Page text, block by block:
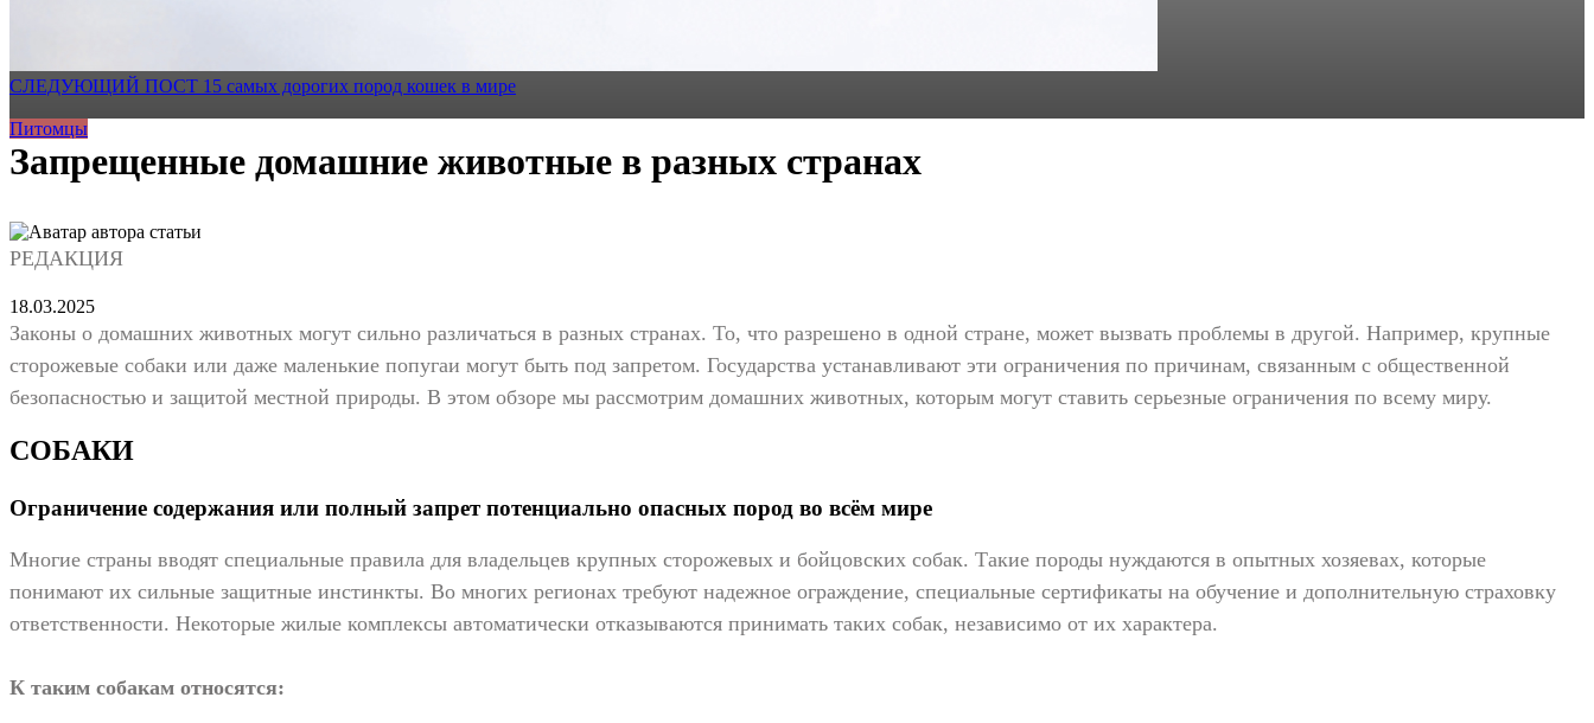
СЛЕДУЮЩИЙ ПОСТ 15 самых дорогих пород кошек в мире
Питомцы
Запрещенные домашние животные в разных странах
РЕДАКЦИЯ
18.03.2025
Законы о домашних животных могут сильно различаться в разных странах. То, что разрешено в одной стране, может вызвать проблемы в другой. Например, крупные
сторожевые собаки или даже маленькие попугаи могут быть под запретом. Государства устанавливают эти ограничения по причинам, связанным с общественной
безопасностью и защитой местной природы. В этом обзоре мы рассмотрим домашних животных, которым могут ставить серьезные ограничения по всему миру.
СОБАКИ
Ограничение содержания или полный запрет потенциально опасных пород во всём мире
Многие страны вводят специальные правила для владельцев крупных сторожевых и бойцовских собак. Такие породы нуждаются в опытных хозяевах, которые
понимают их сильные защитные инстинкты. Во многих регионах требуют надежное ограждение, специальные сертификаты на обучение и дополнительную страховку
ответственности. Некоторые жилые комплексы автоматически отказываются принимать таких собак, независимо от их характера.
К таким собакам относятся: